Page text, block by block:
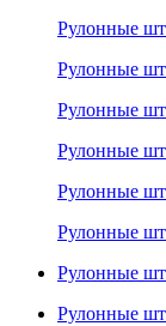
Рулонные
Рулонные
Рулонные
Рулонные
Рулонные
Рулонные
Рулонные
Рулонные